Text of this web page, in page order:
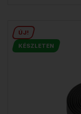
ÚJ!
KÉSZLETEN